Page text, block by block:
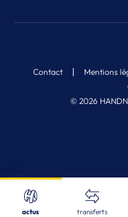
Recherche
© 2026
Contact Mentions
actus transferts
Nos